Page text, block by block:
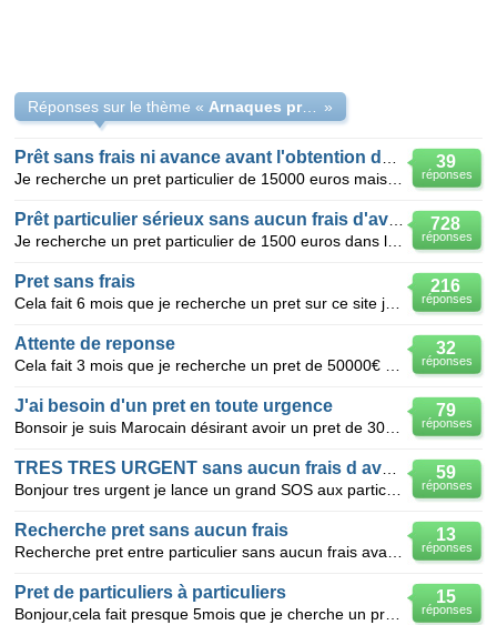
Réponses sur le thème « Arnaques prêts entre Particuliers »
39
réponses
728
réponses
216
réponses
Pret sans frais
32
réponses
Attente de reponse
79
réponses
J'ai besoin d'un pret en toute urgence
59
réponses
13
réponses
Recherche pret sans aucun frais
15
réponses
Pret de particuliers à particuliers